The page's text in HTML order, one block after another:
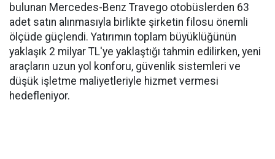
bulunan Mercedes-Benz Travego otobüslerden 63
adet satın alınmasıyla birlikte şirketin filosu önemli
ölçüde güçlendi. Yatırımın toplam büyüklüğünün
yaklaşık 2 milyar TL'ye yaklaştığı tahmin edilirken, yeni
araçların uzun yol konforu, güvenlik sistemleri ve
düşük işletme maliyetleriyle hizmet vermesi
hedefleniyor.